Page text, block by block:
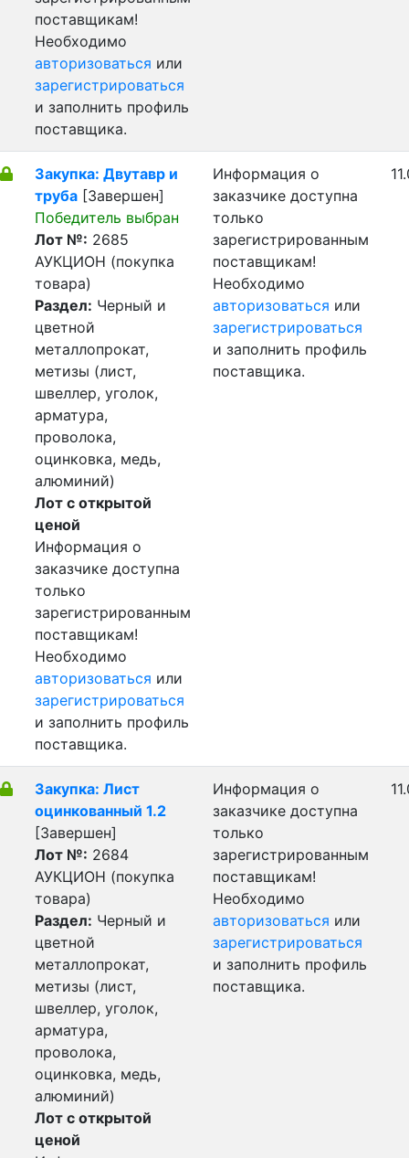
поставщикам!
Необходимо
авторизоваться или
зарегистрироваться
и заполнить профиль
поставщика.
Закупка: Двутавр и
труба [Завершен]
Победитель выбран
Лот №: 2685
АУКЦИОН (покупка
товара)
Раздел: Черный и
цветной
металлопрокат,
метизы (лист,
швеллер, уголок,
арматура,
проволока,
оцинковка, медь,
алюминий)
Лот с открытой
ценой
Информация о
заказчике доступна
только
зарегистрированным
поставщикам!
Необходимо
авторизоваться или
зарегистрироваться
и заполнить профиль
поставщика.
Информация о
заказчике доступна
только
зарегистрированным
поставщикам!
Необходимо
авторизоваться или
зарегистрироваться
и заполнить профиль
поставщика.
Закупка: Лист
оцинкованный 1.2
[Завершен]
Лот №: 2684
АУКЦИОН (покупка
товара)
Раздел: Черный и
цветной
металлопрокат,
метизы (лист,
швеллер, уголок,
арматура,
проволока,
оцинковка, медь,
алюминий)
Лот с открытой
ценой
Информация о
заказчике доступна
только
зарегистрированным
поставщикам!
Необходимо
авторизоваться или
зарегистрироваться
и заполнить профиль
поставщика.